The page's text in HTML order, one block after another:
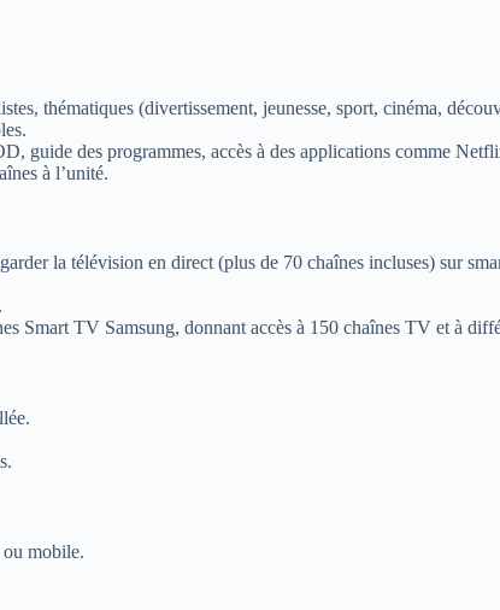
thématiques (divertissement, jeunesse, sport, cinéma,
guide des programmes, accès à des applications comme
à l’unité.
la télévision en direct (plus de 70 chaînes incluses) sur
Smart TV Samsung, donnant accès à 150 chaînes TV et à
mobile.